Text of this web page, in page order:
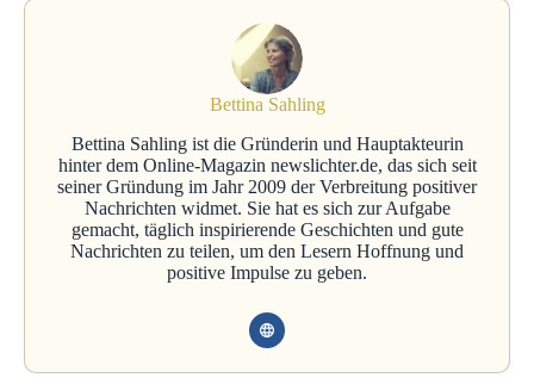
Bettina Sahling
Bettina Sahling ist die Gründerin und Hauptakteurin
hinter dem Online-Magazin newslichter.de, das sich seit
seiner Gründung im Jahr 2009 der Verbreitung positiver
Nachrichten widmet. Sie hat es sich zur Aufgabe
gemacht, täglich inspirierende Geschichten und gute
Nachrichten zu teilen, um den Lesern Hoffnung und
positive Impulse zu geben.